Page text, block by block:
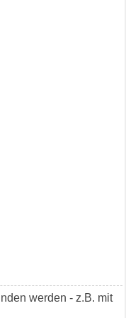
werden - z.B. mit